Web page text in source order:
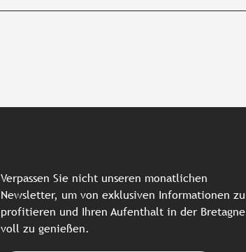
Verpassen Sie nicht unseren monatlichen
Newsletter, um von exklusiven Informationen zu
profitieren und Ihren Aufenthalt in der Bretagne
voll zu genießen.